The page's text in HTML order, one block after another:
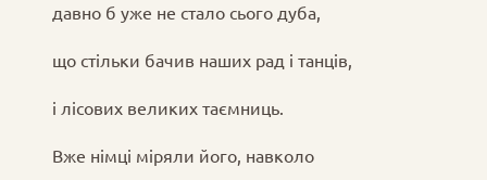
давно б уже не стало сього дуба,
що стільки бачив наших рад і танців,
і лісових великих таємниць.
Вже німці міряли його, навколо